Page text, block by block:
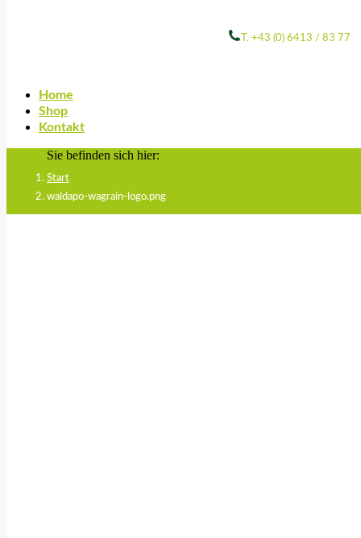
T. +43 (0) 6413 / 83 77
Home
Shop
Kontakt
Sie befinden sich hier:
Start
waldapo-wagrain-logo.png